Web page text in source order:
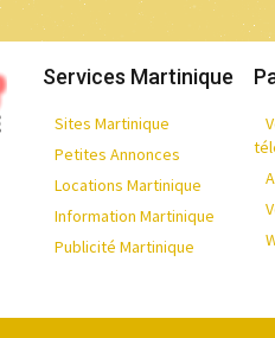
Services Martinique
Sites Martinique
Petites Annonces
Locations Martinique
Information Martinique
Publicité Martinique